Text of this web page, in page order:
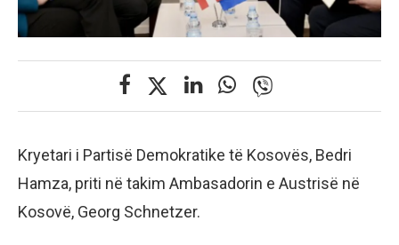
Kryetari i Partisë Demokratike të Kosovës, Bedri
Hamza, priti në takim Ambasadorin e Austrisë në
Kosovë, Georg Schnetzer.